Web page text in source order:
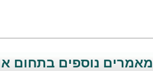
מאמרים נוספים בתחום